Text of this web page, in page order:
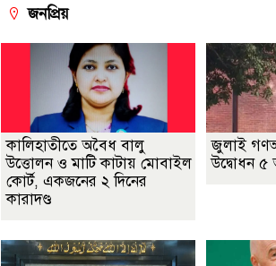
জনপ্রিয়
কালিহাতীতে অবৈধ বালু
উত্তোলন ও মাটি কাটায় মোবাইল
কোর্ট, একজনের ২ দিনের
কারাদণ্ড
জুলাই
উদ্বোধন